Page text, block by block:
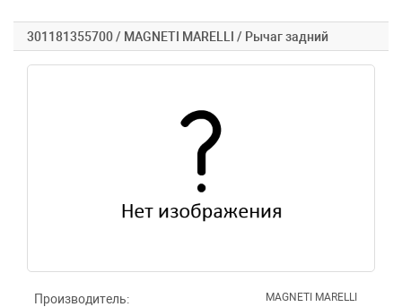
301181355700 / MAGNETI MARELLI / Рычаг задний
Производитель: MAGNETI MARELLI